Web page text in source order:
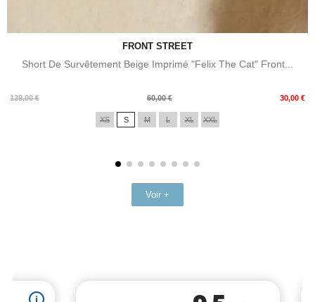
FRONT STREET
Short De Survêtement Beige Imprimé "Felix The Cat" Front...
139,00 €
Prix
60,00 € 30,00 €
Prix
XS S M L XL XXL
Voir +